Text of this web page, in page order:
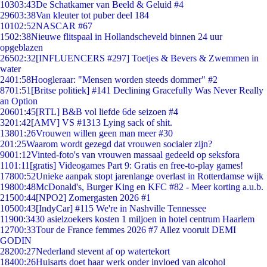
10303:43De Schatkamer van Beeld & Geluid #4
29603:38Van kleuter tot puber deel 184
10102:52NASCAR #67
1502:38Nieuwe flitspaal in Hollandscheveld binnen 24 uur
opgeblazen
26502:32[INFLUENCERS #297] Toetjes & Bevers & Zwemmen in
water
2401:58Hoogleraar: "Mensen worden steeds dommer" #2
8701:51 [Britse politiek] #141 Declining Gracefully Was Never Really
an Option
20601:45[RTL] B&B vol liefde 6de seizoen #4
3201:42[AMV] VS #1313 Lying sack of shit.
13801:26Vrouwen willen geen man meer #30
201:25Waarom wordt gezegd dat vrouwen socialer zijn?
9001:12Vinted-foto's van vrouwen massaal gedeeld op seksfora
1101:11 [gratis] Videogames Part 9: Gratis en free-to-play games!
17800:52Unieke aanpak stopt jarenlange overlast in Rotterdamse wijk
19800:48McDonald's, Burger King en KFC #82 - Meer korting a.u.b.
21500:44[NPO2] Zomergasten 2026 #1
10500:43[IndyCar] #115 We're in Nashville Tennessee
11900:3430 asielzoekers kosten 1 miljoen in hotel centrum Haarlem
12700:33Tour de France femmes 2026 #7 Allez vooruit DEMI
GODIN
28200:27Nederland stevent af op watertekort
18400:26Huisarts doet haar werk onder invloed van alcohol